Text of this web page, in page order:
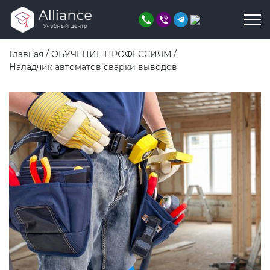
Главная / ОБУЧЕНИЕ ПРОФЕССИЯМ /
Наладчик автоматов сварки выводов